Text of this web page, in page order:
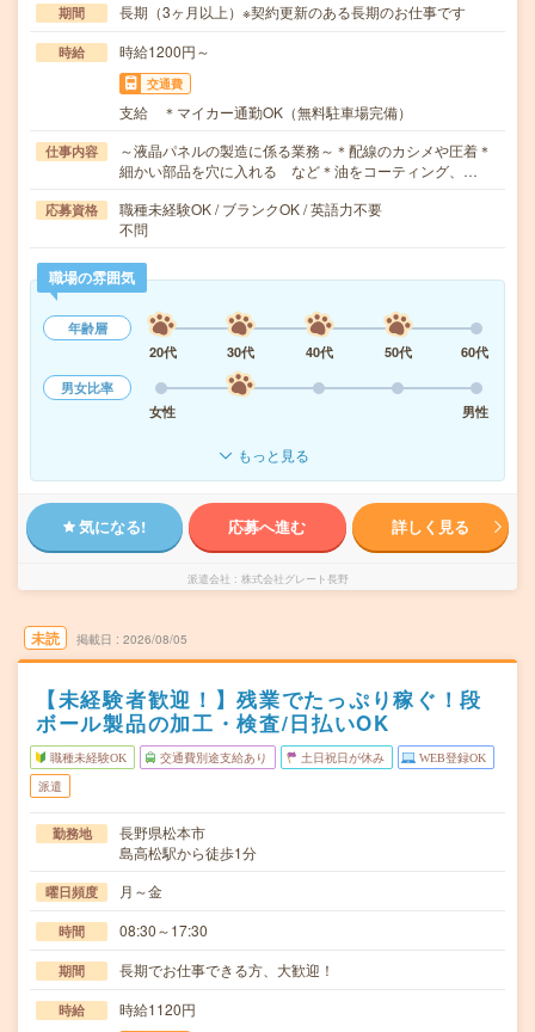
期間 長期（3ヶ月以上）※契約更新のある長期のお仕事です
時給 時給1200円～
交通費
支給 ＊マイカー通勤OK（無料駐車場完備）
仕事内容
～液晶パネルの製造に係る業務～＊配線のカシメや圧着＊
細かい部品を穴に入れる など＊油をコーティング、…
応募資格
職種未経験OK / ブランクOK / 英語力不要
不問
職場の雰囲気
年齢層
20代
30代 40代 50代
60代
男女比率
女性
男性
もっと見る
気になる! 応募へ進む 詳しく見る
派遣会社 株式会社グレート長野
未読 掲載日 2026/08/05
【未経験者歓迎！】残業でたっぷり稼ぐ！段
ボール製品の加工・検査/日払いOK
職種未経験OK 交通費別途支給あり 土日祝日が休み WEB登録OK
派遣
勤務地
長野県松本市
島高松駅から徒歩1分
曜日頻度 月～金
時間 08:30～17:30
期間 長期でお仕事できる方、大歓迎！
時給 時給1120円